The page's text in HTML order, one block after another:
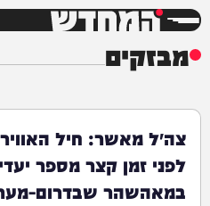
המחדש
מבזקים
צה״ל מאשר: חיל
לפני זמן קצר מספר
במאהשהר שבדרום-